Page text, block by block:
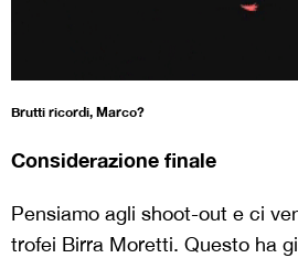
Brutti ricordi, Marco?
Considerazione finale
Pensiamo agli shoot-out e ci
trofei Birra Moretti. Questo ha